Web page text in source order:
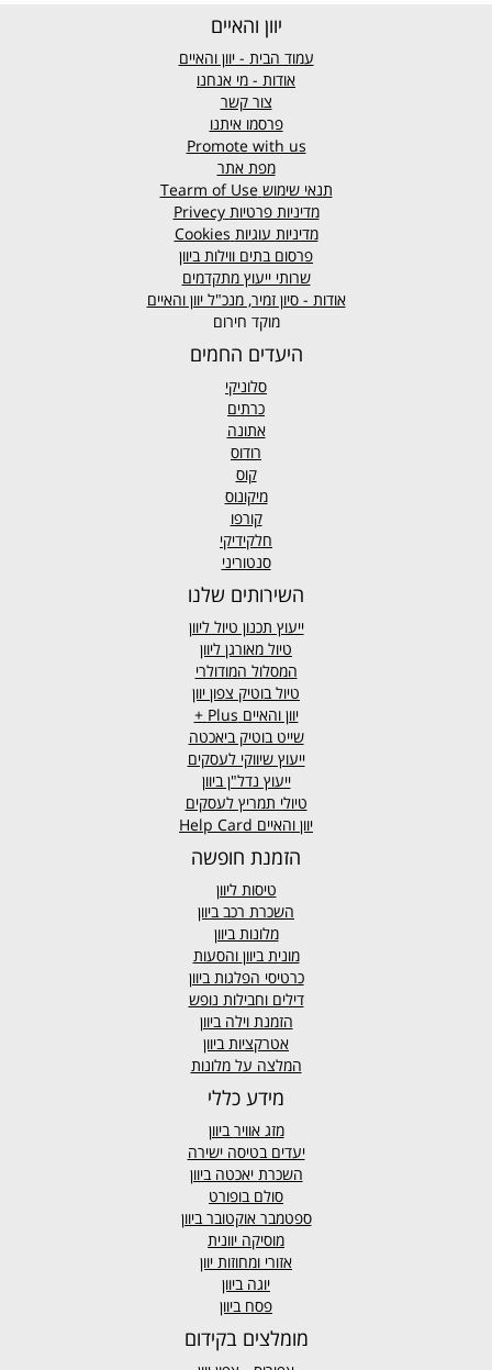
יוון והאיים
עמוד הבית - יוון והאיים
אודות - מי אנחנו
צור קשר
פרסמו איתנו
Promote with us
מפת אתר
תנאי שימוש
מדיניות פרטיות Privecy
מדיניות עוגיות Cookies
פרסום בתים ווילות ביוון
שרותי ייעוץ מתקדמים
אודות - סיון זמיר, מנכ"ל יוון והאיים
מוקד חירום
היעדים החמים
סלוניקי
כרתים
אתונה
רודוס
קוס
מיקונוס
קורפו
חלקידיקי
סנטוריני
השירותים שלנו
ייעוץ תכנון טיול ליוון
טיול מאורגן ליוון
המסלול המודולרי
טיול בוטיק צפון יוון
יוון והאיים Plus +
שייט בוטיק ביאכטה
ייעוץ שיווקי לעסקים
ייעוץ נדל"ן ביוון
טיולי תמריץ לעסקים
יוון והאיים Help Card
הזמנת חופשה
טיסות ליוון
השכרת רכב ביוון
מלונות ביוון
מונית ביוון והסעות
כרטיסי הפלגות ביוון
דילים וחבילות נופש
הזמנת וילה ביוון
אטרקציות ביוון
המלצה על מלונות
מידע כללי
מזג אוויר ביוון
יעדים בטיסה ישירה
השכרת יאכטה ביוון
סולם בופורט
ספטמבר אוקטובר ביוון
מוסיקה יוונית
אזורי ומחוזות יוון
יוגה ביוון
פסח ביוון
מומלצים בקידום